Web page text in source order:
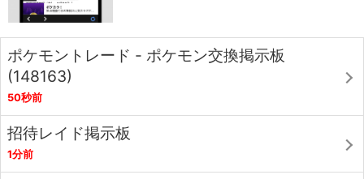
ポケモントレード - ポケモン交換掲示板
(148163)
50秒前
招待レイド掲示板
1分前